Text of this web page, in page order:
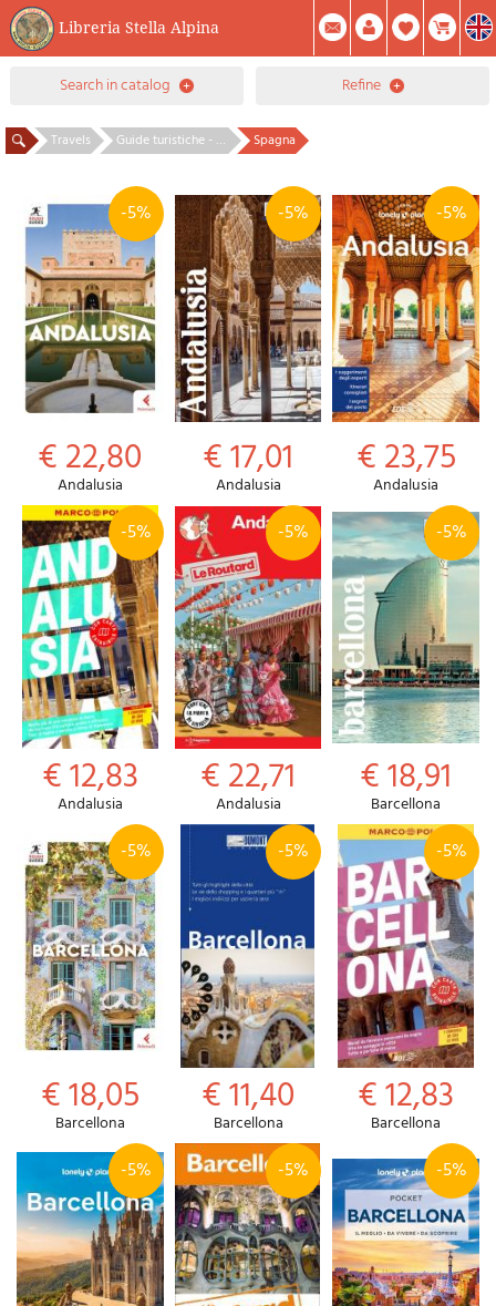
Libreria Stella Alpina
0Item(s) In Your Cart
Summary
Facebook
Create Account Mod. Password
search in catalog refine
Travels Guide turistiche - Europa Spagna
-5%
€ 22,80
Andalusia
-5%
€ 17,01
Andalusia
-5%
€ 23,75
Andalusia
-5%
€ 12,83
Andalusia
-5%
€ 22,71
Andalusia
-5%
€ 18,91
Barcellona
-5%
€ 18,05
Barcellona
-5%
€ 11,40
Barcellona
-5%
€ 12,83
Barcellona
-5% -5% -5%